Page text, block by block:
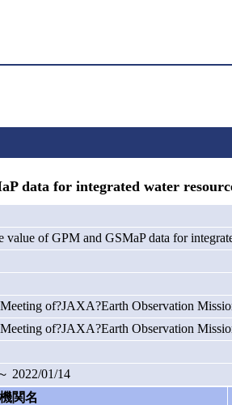
data for integrated water
value of GPM and GSMaP data for
of?JAXA?Earth Observation
of?JAXA?Earth Observation
2022/01/14
関名